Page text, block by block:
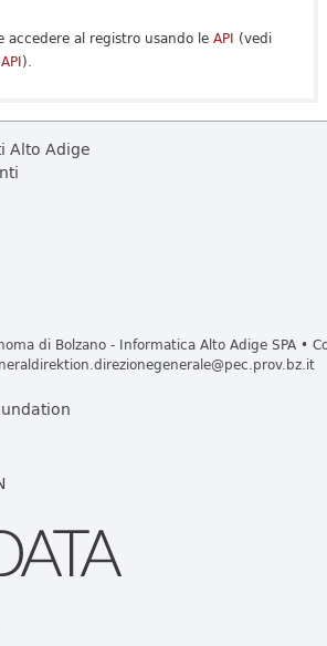
accedere al registro usando le API (vedi
).
Alto Adige
di Bolzano - Informatica Alto Adige SPA •